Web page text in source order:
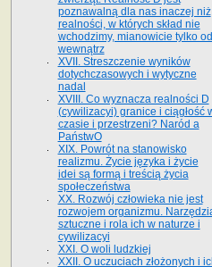
poznawalną dla nas inaczej niż
realności, w których skład nie
wchodzimy, mianowicie tylko od
wewnątrz
XVII. Streszczenie wyników
dotychczasowych i wytyczne
nadal
XVIII. Co wyznacza realności D
(cywilizacyi) granice i ciągłość
czasie i przestrzeni? Naród a
PaństwO
XIX. Powrót na stanowisko
realizmu. Życie języka i życie
idei są formą i treścią życia
społeczeństwa
XX. Rozwój człowieka nie jest
rozwojem organizmu.
sztuczne i rola ich w naturze i
cywilizacyi
XXI. O woli ludzkiej
XXII. O uczuciach złożonych i